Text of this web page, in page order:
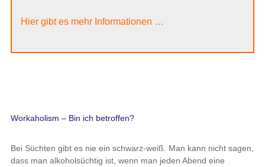
Hier gibt es mehr Informationen …
Workaholism – Bin ich betroffen?
Bei Süchten gibt es nie ein schwarz-weiß. Man kann nicht sagen,
dass man alkoholsüchtig ist, wenn man jeden Abend eine